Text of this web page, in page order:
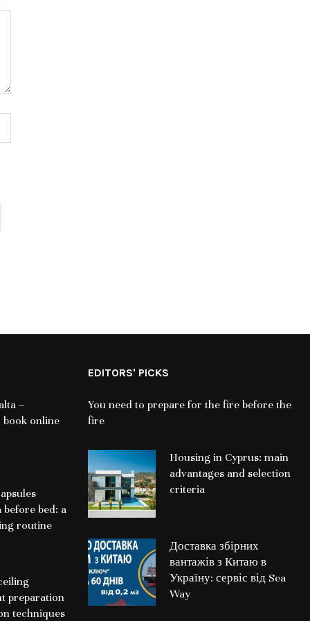
–
book online
before bed: a
routine
preparation
techniques
EDITORS' PICKS
You need to prepare for the fire before the
fire
Housing in Cyprus: main
advantages and selection
criteria
Доставка збірних
вантажів з Китаю в
Україну: сервіс від Sea
Way